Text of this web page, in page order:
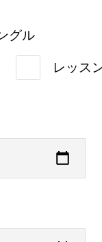
グル
レッス